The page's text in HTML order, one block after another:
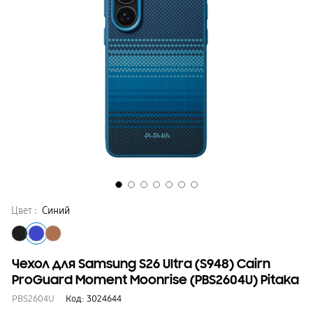
Цвет : Синий
Чехол для Samsung S26 Ultra (S948) Cairn
ProGuard Moment Moonrise (PBS2604U) Pitaka
PBS2604U Код: 3024644